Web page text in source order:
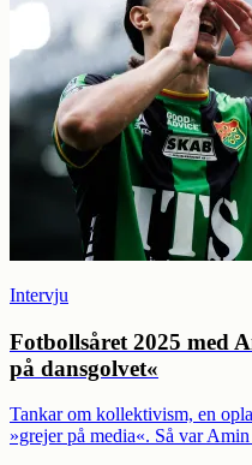
Intervju
Fotbollsåret 2025 med
på dansgolvet«
Tankar om kollektivism, en
»grejer på media«. Så var